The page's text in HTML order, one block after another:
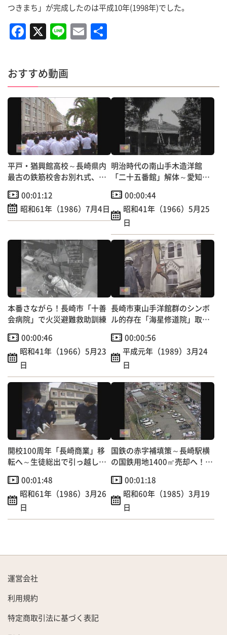
つきまち」が完成したのは平成10年(1998年)でした。
F
a
c
e
b
o
o
k
X Li
n
e
E
m
l
おすすめ動画
平戸・猶興館高校～長崎県内
最古の鉄筋校舎お別れ式、取
00:01:12
昭和61年（1986）7月4日
明治時代の南山手木造洋館
「二十五番館」解体～愛知県
00:00:44
昭和41年（1966）5月25
日
本番さながら！長崎市「十善
会病院」で火災避難救助訓練
00:00:46
昭和41年（1966）5月23
日
長崎市東山手洋館群のシンボ
ル的存在「海星修道院」取り
00:00:56
平成元年（1989）3月24
日
開校100周年「長崎商業」移
転へ～生徒総出で引っ越し作
00:01:48
昭和61年（1986）3月26
日
国鉄の赤字補填策～長崎駅横
の国鉄用地1400㎡売却へ！長
00:01:18
昭和60年（1985）3月19
日
運営会社
利用規約
特定商取引法に基づく表記